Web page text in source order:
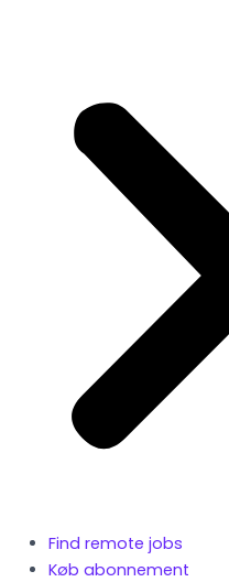
Find remote jobs
Køb abonnement